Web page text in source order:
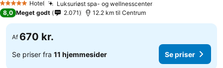
5 Stjerner Hotel Luksuriøst spa- og wellnesscenter
8,0 Meget godt 2.071 12.2 km til Centrum
Af 670 kr.
Se priser fra 11 hjemmesider Se priser